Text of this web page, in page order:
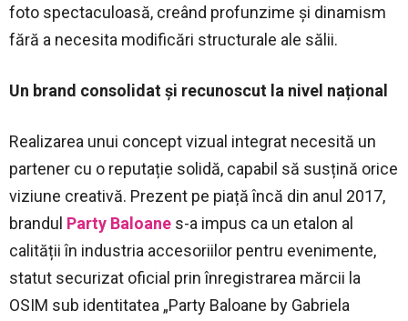
foto spectaculoasă, creând profunzime și dinamism
fără a necesita modificări structurale ale sălii.
Un brand consolidat și recunoscut la nivel național
Realizarea unui concept vizual integrat necesită un
partener cu o reputație solidă, capabil să susțină orice
viziune creativă. Prezent pe piață încă din anul 2017,
brandul Party Baloane s-a impus ca un etalon al
calității în industria accesoriilor pentru evenimente,
statut securizat oficial prin înregistrarea mărcii la
OSIM sub identitatea „Party Baloane by Gabriela